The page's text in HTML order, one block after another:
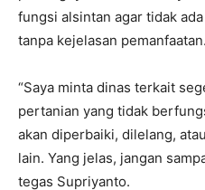
fungsi alsintan agar tidak
tanpa kejelasan pemanfaatan.
“Saya minta dinas terkait
pertanian yang tidak
akan diperbaiki, dilelang,
lain. Yang jelas, jangan
tegas Supriyanto.